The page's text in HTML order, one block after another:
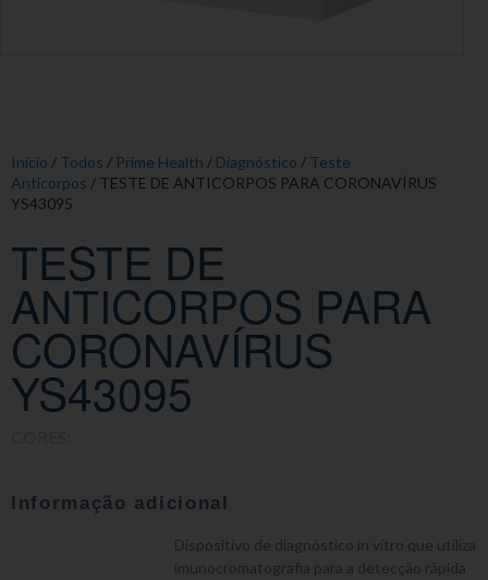
Início / Todos / Prime Health / Diagnóstico / Teste
Anticorpos / TESTE DE ANTICORPOS PARA CORONAVÍRUS
YS43095
TESTE DE
ANTICORPOS PARA
CORONAVÍRUS
YS43095
Informação adicional
Dispositivo de diagnóstico in vitro que utiliza
imunocromatografia para a detecção rápida